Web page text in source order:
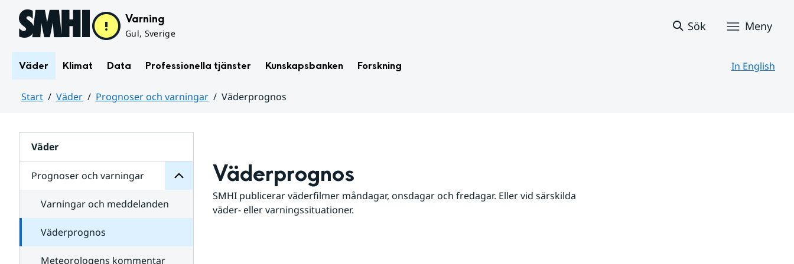
Hoppa till sidans innehåll Varning
Gul, Sverige
Sök Meny
Väder Klimat Data Professionella tjänster Kunskapsbanken Forskning In English
Start Väder Prognoser och varningar
Väderprognos
Väder
Prognoser och varningar
för
varningar
Varningar och meddelanden
Väderprognos
Meteorologens kommentar
Väderprognos
SMHI publicerar väderfilmer måndagar, onsdagar och fredagar. Eller vid särskilda
väder- eller varningssituationer.